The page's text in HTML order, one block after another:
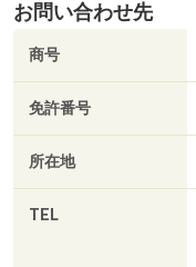
■【ドラッグストア】
882m・徒歩12分）
■【ドラッグストア】
1459m・徒歩19分）
■【ホームセンター】
分）
■【ホームセンター】
歩30分）
■【ホームセンター】
みＯＫ！
さらに引っ越し費用
最適なローンプラン
ートできるようサポー
◆◇◆ワンストップ
住宅を購入しても「
ムしたい」ということ
お問い合わせ先
商号
免許番号
所在地
TEL